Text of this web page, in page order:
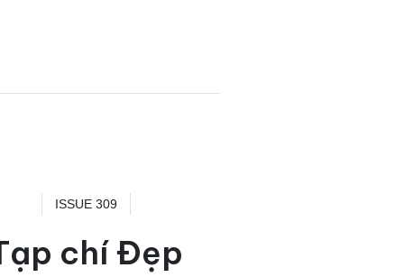
ISSUE 309
chí Đẹp